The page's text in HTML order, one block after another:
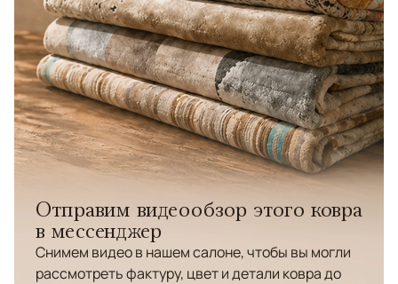
Отправим видеообзор этого ковра
в мессенджер
Снимем видео в нашем салоне, чтобы вы могли
рассмотреть фактуру, цвет и детали ковра до